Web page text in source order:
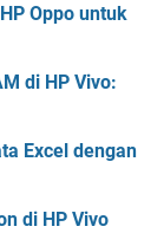
Oppo untuk
di HP Vivo:
Excel dengan
di HP Vivo